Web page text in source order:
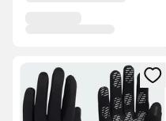
Odpre Modal za prijavo